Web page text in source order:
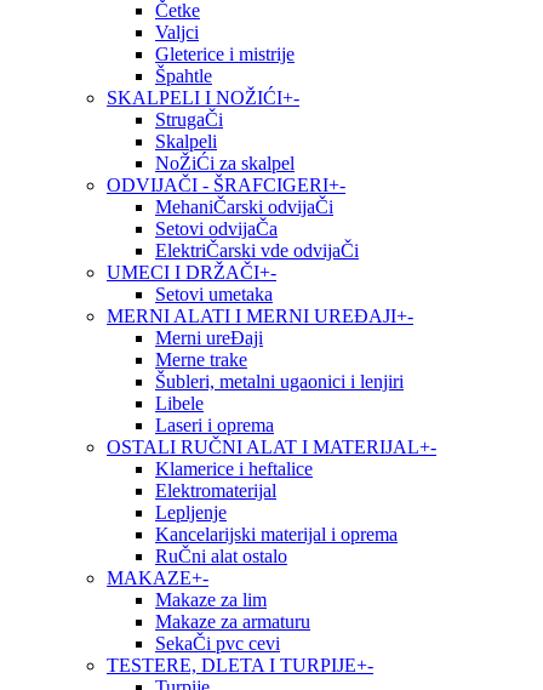
Četke
Valjci
Gleterice i mistrije
Špahtle
SKALPELI I NOŽIĆI+-
StrugaČi
Skalpeli
NoŽiĆi za skalpel
ODVIJAČI - ŠRAFCIGERI+-
MehaniČarski odvijaČi
Setovi odvijaČa
ElektriČarski vde odvijaČi
UMECI I DRŽAČI+-
Setovi umetaka
MERNI ALATI I MERNI UREĐAJI+-
Merni ureĐaji
Merne trake
Šubleri, metalni ugaonici i lenjiri
Libele
Laseri i oprema
OSTALI RUČNI ALAT I MATERIJAL+-
Klamerice i heftalice
Elektromaterijal
Lepljenje
Kancelarijski materijal i oprema
RuČni alat ostalo
MAKAZE+-
Makaze za lim
Makaze za armaturu
SekaČi pvc cevi
TESTERE, DLETA I TURPIJE+-